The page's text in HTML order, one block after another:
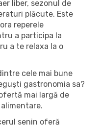
liber, sezonul de
plăcute. Este
reperele
a participa la
a te relaxa la o
cele mai bune
gastronomia sa?
mai largă de
senin oferă